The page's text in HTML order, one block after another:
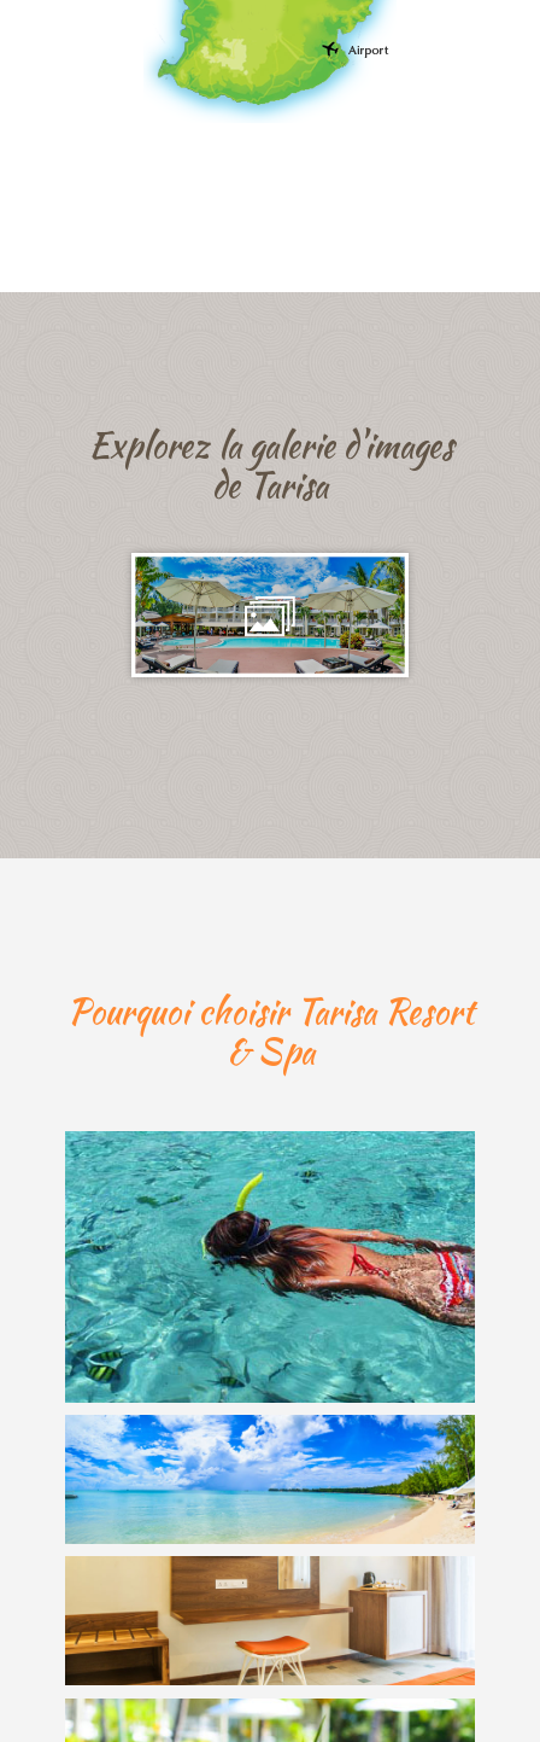
Explorez la galerie d'images
de Tarisa
Pourquoi choisir Tarisa Resort
& Spa
Eaux Cristallines
Plage Immaculée
Chambres Confortables